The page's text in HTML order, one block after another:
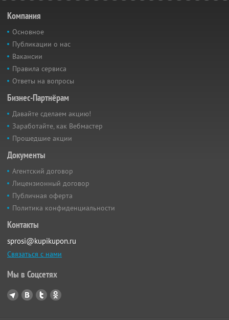
Компания
Основное
Публикации о нас
Вакансии
Правила сервиса
Ответы на вопросы
Бизнес-Партнёрам
Давайте сделаем акцию!
Заработайте, как Вебмастер
Прошедшие акции
Документы
Агентский договор
Лицензионный договор
Публичная оферта
Политика конфиденциальности
Контакты
sprosi@kupikupon.ru
Связаться с нами
Мы в Соцсетях